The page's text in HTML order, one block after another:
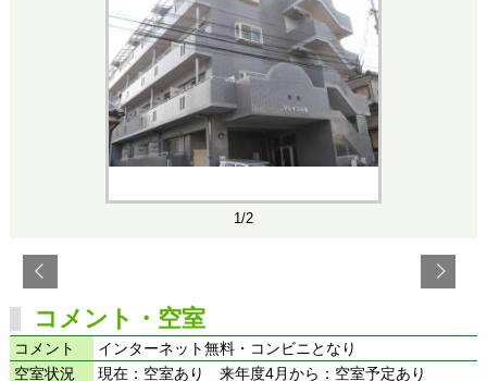
1/2
コメント・空室
コメント
インターネット無料・コンビニとなり
空室状況
現在：空室あり 来年度4月から：空室予定あり